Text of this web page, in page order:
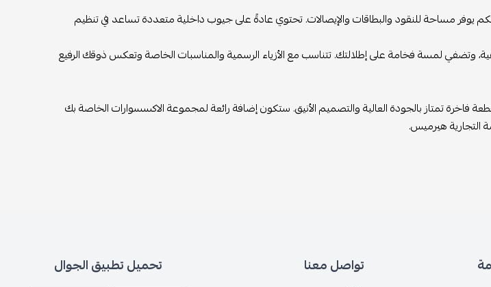
مساحة للنقود والبطاقات والإيصالات. تحتوي عادةً على جيوب داخلية متعددة تساعد في تنظيم
وتضفي لمسة فخامة على إطلالتك. تتناسب مع الأزياء الرسمية والمناسبات الخاصة وتعكس ذوقك الرفيع
فاخرة تمتاز بالجودة العالية والتصميم الأنيق. ستكون إضافة رائعة لمجموعة الاكسسوارات الخاصة بك
التجارية هيرميس.
تواصل معنا تحميل تطبيق الجوال